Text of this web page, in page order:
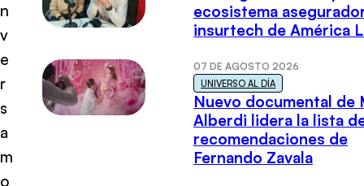
n
v
e
r
s
a
m
o
ecosistema
insurtech de América
07 DE AGOSTO 2026
UNIVERSO AL DÍA
Nuevo documental de
Alberdi lidera la lista
recomendaciones de
Fernando Zavala